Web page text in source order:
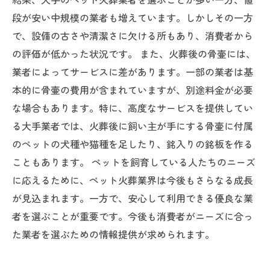
段が安い中規模の業者も増えています。しかしその一方
で、設備の古さや清潔さに欠ける所もあり、消費者から
の評価が低かった状況です。 また、火葬後の骨壷には、
業者によってサービスに差があります。一部の業者は基
本的に骨壷の費用が含まれていますが、別途料金が必要
な場合もあります。特に、高度なサービスを提供してい
る大手業者では、火葬後に飼い主が手にする骨壷に付属
のペットの犬種や猫種を足したり、銘入りの銘板を作る
こともあります。 ペットを飼育している人たちのニーズ
に応えるために、ペット火葬業界は今後もさらなる成長
が見込まれます。一方で、安心して利用できる優良な業
者を選ぶことが重要です。今後も消費者がニーズに合っ
た業者を選ぶための情報提供が求められます。